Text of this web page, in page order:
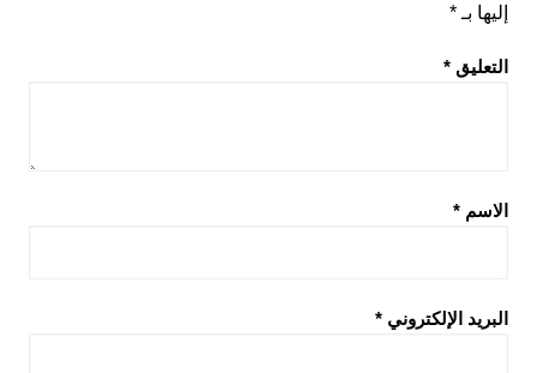
إليها بـ *
التعليق *
الاسم *
البريد الإلكتروني *